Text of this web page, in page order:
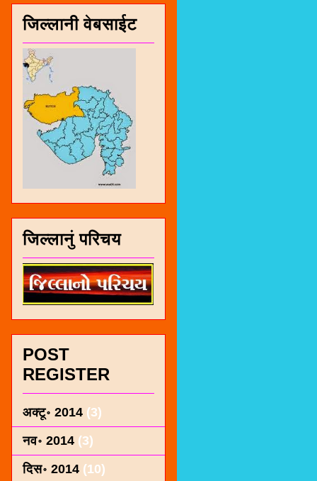
जिल्लानी वेबसाईट
जिल्लानुं परिचय
POST
REGISTER
अक्टू॰ 2014 (3)
नव॰ 2014 (3)
दिस॰ 2014 (10)